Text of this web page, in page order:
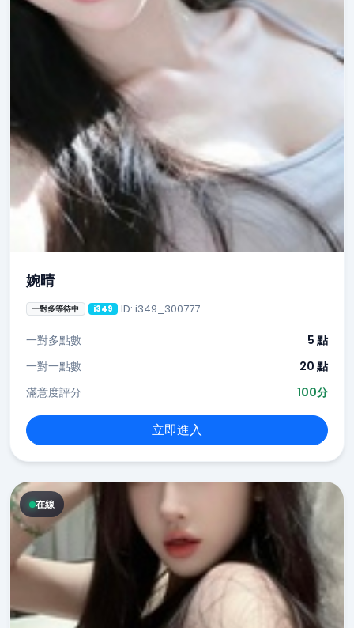
婉晴
一對多等待中 i349 ID: i349_300777
一對多點數
5 點
一對一點數
20 點
滿意度評分
100分
立即進入
在線